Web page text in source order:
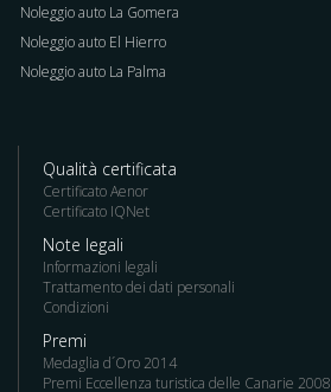
Noleggio auto La Gomera
Noleggio auto El Hierro
Noleggio auto La Palma
Qualità certificata
Certificato Aenor
Certificato IQNet
Note legali
Informazioni legali
Trattamento dei dati personali
Condizioni
Premi
Medaglia d´Oro 2014
Premi Eccellenza turistica delle Canarie 2008